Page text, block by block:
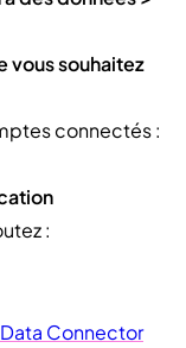
vous souhaitez
connectés :
:
Connector